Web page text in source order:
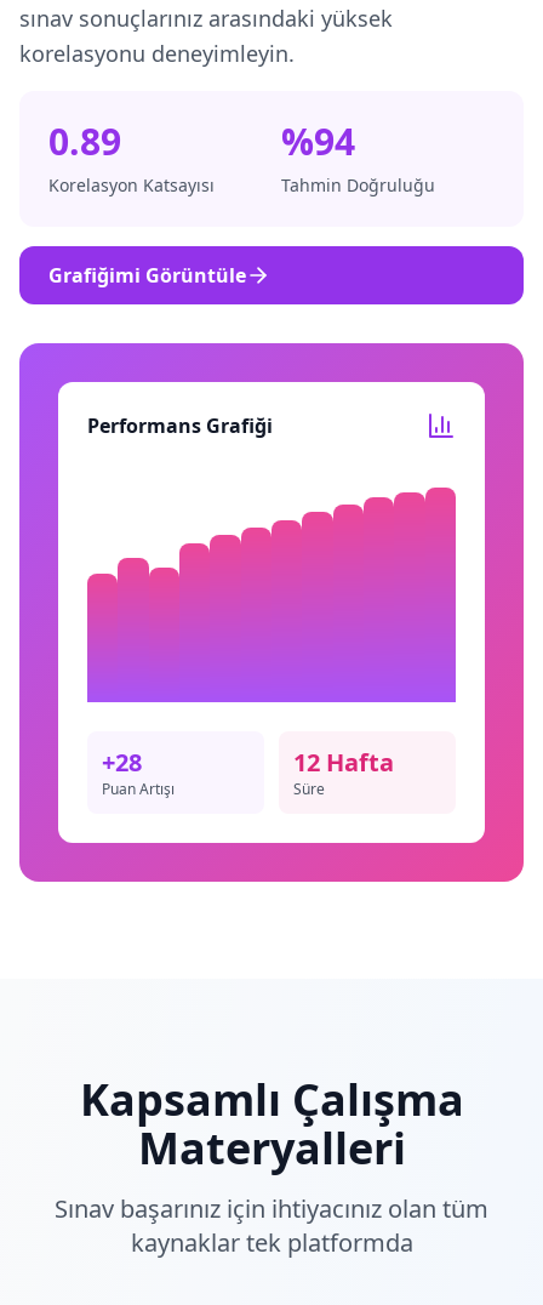
sınav sonuçlarınız arasındaki yüksek
korelasyonu deneyimleyin.
0.89
Korelasyon Katsayısı
%94
Tahmin Doğruluğu
Grafiğimi Görüntüle
Performans Grafiği
+28
Puan Artışı
12 Hafta
Süre
Kapsamlı Çalışma
Materyalleri
Sınav başarınız için ihtiyacınız olan tüm
kaynaklar tek platformda